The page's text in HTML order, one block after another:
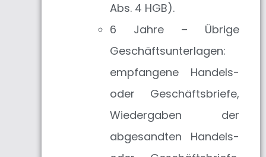
Abs. 4 HGB).
6 Jahre – Übrige
Geschäftsunterlagen:
empfangene Handels-
oder Geschäftsbriefe,
Wiedergaben der
abgesandten Handels-